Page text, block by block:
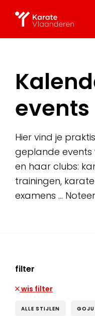
events
Hier vind je
geplande
en haar clubs:
trainingen,
examens …
filter
wis filter
ALLE STIJLEN GOJU